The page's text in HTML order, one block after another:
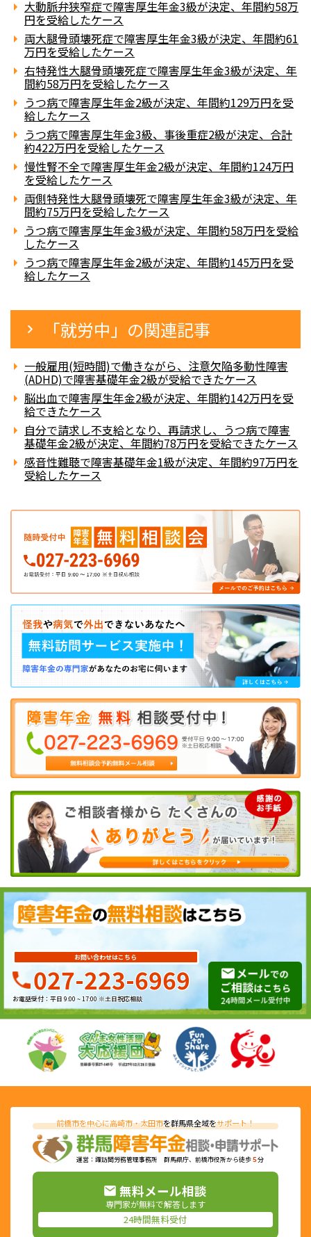
大動脈弁狭窄症で障害厚生年金3級が決定、年間約58万
円を受給したケース
両大腿骨頭壊死症で障害厚生年金3級が決定、年間約61
万円を受給したケース
右特発性大腿骨頭壊死症で障害厚生年金3級が決定、年
間約58万円を受給したケース
うつ病で障害厚生年金2級が決定、年間約129万円を受
給したケース
うつ病で障害厚生年金3級、事後重症2級が決定、合計
約422万円を受給したケース
慢性腎不全で障害厚生年金2級が決定、年間約124万円
を受給したケース
両側特発性大腿骨頭壊死で障害厚生年金3級が決定、年
間約75万円を受給したケース
うつ病で障害厚生年金3級が決定、年間約58万円を受給
したケース
うつ病で障害厚生年金2級が決定、年間約145万円を受
給したケース
「就労中」の関連記事
一般雇用(短時間)で働きながら、注意欠陥多動性障害
(ADHD)で障害基礎年金2級が受給できたケース
脳出血で障害厚生年金2級が決定、年間約142万円を受
給できたケース
自分で請求し不支給となり、再請求し、うつ病で障害
基礎年金2級が決定、年間約78万円を受給できたケース
感音性難聴で障害基礎年金1級が決定、年間約97万円を
受給したケース
お問い合わせはこちら
027-223-6969
お電話受付：平日 9:00 ~ 17:00 ※土日祝応相談
前橋市を中心に高崎市・太田市を群馬県全域をサポート！
運営：諏訪間労務管理事務所 群馬県庁、前橋市役所から徒歩５分
無料メール相談
専門家が無料で解答します
24時間無料受付